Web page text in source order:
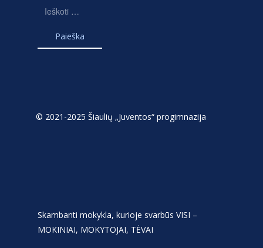
© 2021-2025 Šiaulių „Juventos“ progimnazija
Skambanti mokykla, kurioje svarbūs VISI –
MOKINIAI, MOKYTOJAI, TĖVAI